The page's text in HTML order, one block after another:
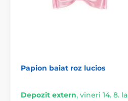
Papion baiat roz lucios
Depozit extern, vineri 14. 8. la